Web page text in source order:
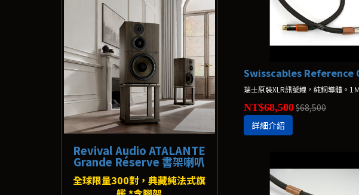
Revival Audio ATALANTE
Grande Réserve 書架喇叭
全球限量300對，典藏純法式旗
NT$68,500$68,500
詳細介紹